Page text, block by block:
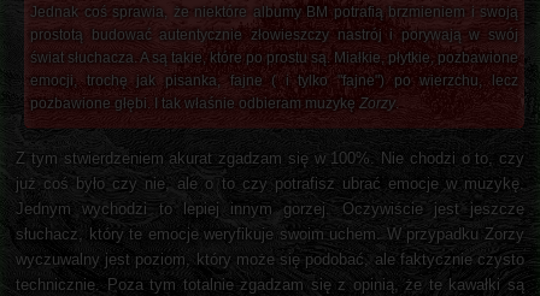
Jednak coś sprawia, że niektóre albumy BM potrafią brzmieniem i swoją
prostotą budować autentycznie złowieszczy nastrój i porywają w swój
świat słuchacza. A są takie, które po prostu są. Miałkie, płytkie, pozbawione
emocji, trochę jak pisanka, fajne ( i tylko "fajne") po wierzchu, lecz
pozbawione głębi. I tak właśnie odbieram muzykę Zorzy.
Z tym stwierdzeniem akurat zgadzam się w 100%. Nie chodzi o to, czy
już coś było czy nie, ale o to czy potrafisz ubrać emocje w muzykę.
Jednym wychodzi to lepiej innym gorzej. Oczywiście jest jeszcze
słuchacz, który te emocje weryfikuje swoim uchem. W przypadku Zorzy
wyczuwalny jest poziom, który może się podobać, ale faktycznie czysto
technicznie. Poza tym totalnie zgadzam się z opinią, że te kawałki są